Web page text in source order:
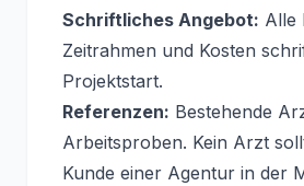
Schriftliches Angebot: Alle
Zeitrahmen und Kosten
Projektstart.
Referenzen: Bestehende
Arbeitsproben. Kein Arzt
Kunde einer Agentur in der